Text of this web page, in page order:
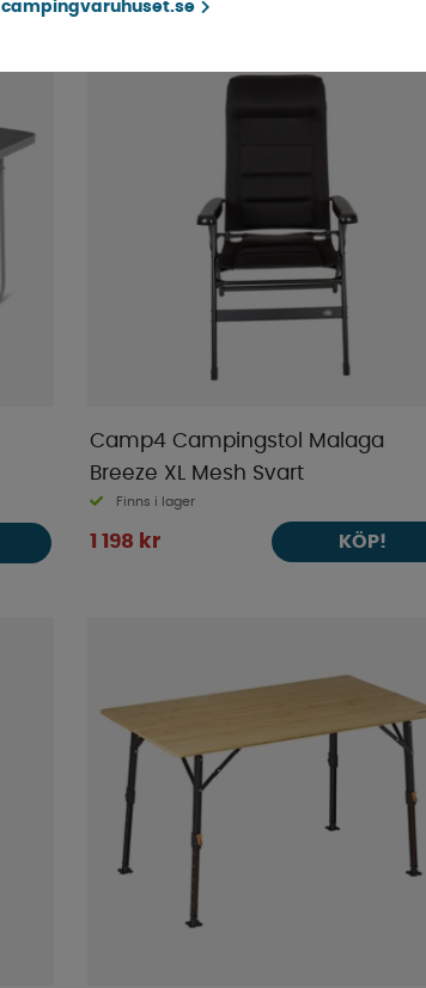
Camp4 Campingstol Malaga
Breeze XL Mesh Svart
Finns i lager
1 198 kr KÖP!
campingvaruhuset.se